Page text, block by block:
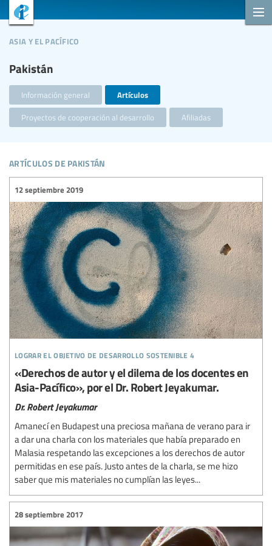
Pakistán
asia y el pacífico
Información general Artículos
Proyectos de cooperación al desarrollo Afiliadas
artículos de pakistán
lograr el objetivo de desarrollo sostenible 4
12 septiembre 2019
«Derechos de autor y el dilema de los docentes en
Asia-Pacífico», por el Dr. Robert Jeyakumar.
Dr. Robert Jeyakumar
Amanecí en Budapest una preciosa mañana de verano para ir
a dar una charla con los materiales que había preparado en
Malasia respetando las excepciones a los derechos de autor
permitidas en ese país. Justo antes de la charla, se me hizo
saber que mis materiales no cumplían las leyes...
28 septiembre 2017